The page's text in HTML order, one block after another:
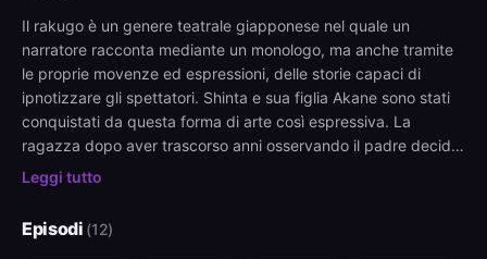
Il rakugo è un genere teatrale giapponese nel quale un
narratore racconta mediante un monologo, ma anche tramite
le proprie movenze ed espressioni, delle storie capaci di
ipnotizzare gli spettatori. Shinta e sua figlia Akane sono stati
conquistati da questa forma di arte così espressiva. La
ragazza dopo aver trascorso anni osservando il padre decide
che è giunto il suo momento, ma imporsi in questo mondo
Leggi tutto
Episodi (12)